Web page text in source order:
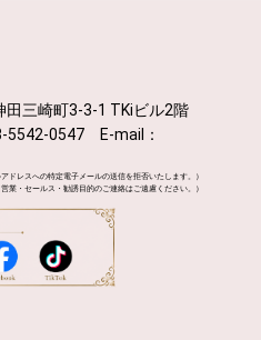
三崎町3-3-1 TKiビル2階
5542-0547 E-mail：
アドレスへの特定電子メールの送信を拒否いたします。）
営業・セールス・勧誘目的のご連絡はご遠慮ください。）